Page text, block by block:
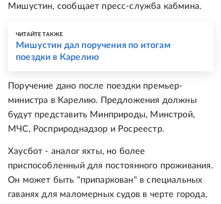
Мишустин, сообщает пресс-служба кабмина.
ЧИТАЙТЕ ТАКЖЕ
Мишустин дал поручения по итогам
поездки в Карелию
Поручение дано после поездки премьер-
министра в Карелию. Предложения должны
будут представить Минприроды, Минстрой,
МЧС, Росприроднадзор и Росреестр.
Хаусбот - аналог яхты, но более
приспособленный для постоянного проживания.
Он может быть "припаркован" в специальных
гаванях для маломерных судов в черте города,